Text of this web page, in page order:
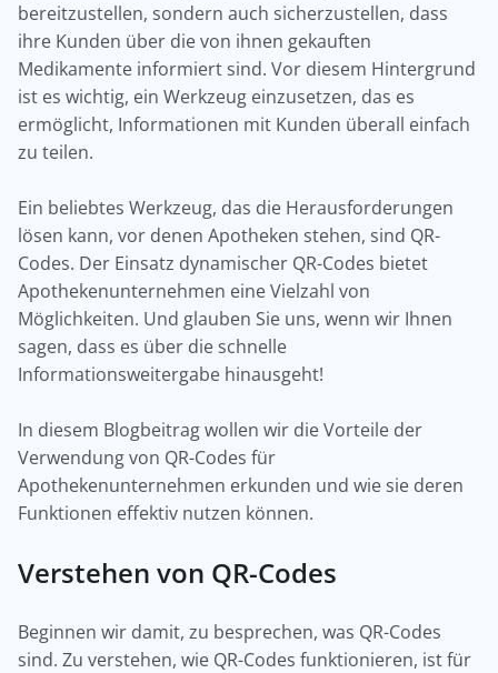
bereitzustellen, sondern auch sicherzustellen, dass
ihre Kunden über die von ihnen gekauften
Medikamente informiert sind. Vor diesem Hintergrund
ist es wichtig, ein Werkzeug einzusetzen, das es
ermöglicht, Informationen mit Kunden überall einfach
zu teilen.
Ein beliebtes Werkzeug, das die Herausforderungen
lösen kann, vor denen Apotheken stehen, sind QR-
Codes. Der Einsatz dynamischer QR-Codes bietet
Apothekenunternehmen eine Vielzahl von
Möglichkeiten. Und glauben Sie uns, wenn wir Ihnen
sagen, dass es über die schnelle
Informationsweitergabe hinausgeht!
In diesem Blogbeitrag wollen wir die Vorteile der
Verwendung von QR-Codes für
Apothekenunternehmen erkunden und wie sie deren
Funktionen effektiv nutzen können.
Verstehen von QR-Codes
Beginnen wir damit, zu besprechen, was QR-Codes
sind. Zu verstehen, wie QR-Codes funktionieren, ist für